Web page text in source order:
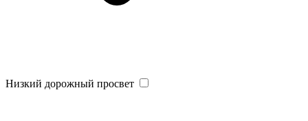
Низкий дорожный просвет